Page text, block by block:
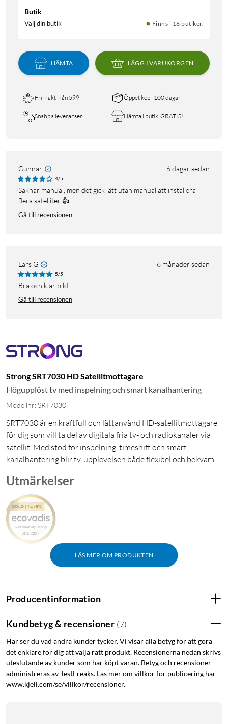
Butik
Välj din butik Finns i 16 butiker.
HÄMTA LÄGG I VARUKORGEN
Fri frakt från 599:- Öppet köp i 100 dagar
Snabba leveranser Hämta i butik, GRATIS!
Gunnar 6 dagar sedan
4/5
Saknar manual, men det gick lätt utan manual att installera
flera satelliter 👍
Gå till recensionen
Lars G 6 månader sedan
5/5
Bra och klar bild.
Gå till recensionen
Strong SRT7030 HD Satellitmottagare
Högupplöst tv med inspelning och smart kanalhantering
Modellnr: SRT7030
SRT7030 är en kraftfull och lättanvänd HD-satellitmottagare
för dig som vill ta del av digitala fria tv- och radiokanaler via
satellit. Med stöd för inspelning, timeshift och smart
kanalhantering blir tv-upplevelsen både flexibel och bekväm.
LÄS MER OM PRODUKTEN
Utmärkelser
HDTV-mottagare för digitala Free-To-Air tv- och
USB-port för inspelning, uppspelning och
programuppdateringar.
Stöd för SatCR – anslut upp till 8 mottagare till en SatCR
LNB.
Upp till 2000 kanaler och 64 satelliter i minnet.
Flexibel och användarvänlig
Producentinformation
Kundbetyg & recensioner (7)
Här ser du vad andra kunder tycker. Vi visar alla betyg för att göra
det enklare för dig att välja rätt produkt. Recensionerna nedan skrivs
uteslutande av kunder som har köpt varan. Betyg och recensioner
administreras av TestFreaks. Läs mer om villkor för publicering här
www.kjell.com/se/villkor/recensioner.